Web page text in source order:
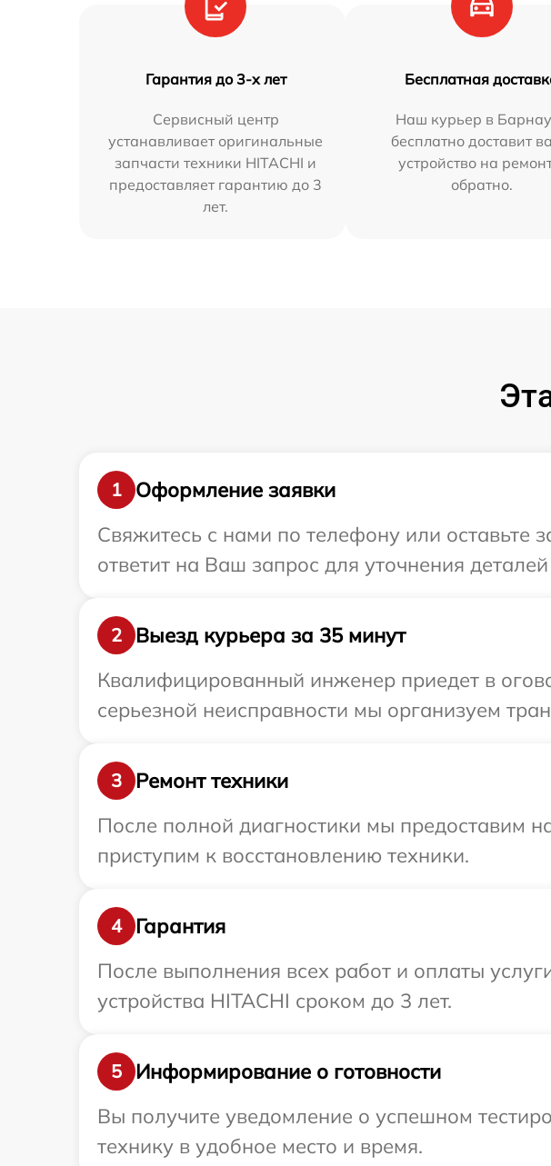
Гарантия до 3-х лет
Сервисный центр
устанавливает оригинальные
запчасти техники HITACHI и
предоставляет гарантию до 3
лет.
Бесплатная
Наш курьер в
бесплатно доставит
устройство на
обратно.
1
Оформление заявки
Свяжитесь с нами по телефону или оставьте
ответит на Ваш запрос для уточнения
2
Выезд курьера за 35 минут
Квалифицированный инженер приедет в
серьезной неисправности мы организуем
3
Ремонт техники
После полной диагностики мы предоставим
приступим к восстановлению техники.
4
Гарантия
После выполнения всех работ и оплаты
устройства HITACHI сроком до 3 лет.
5
Информирование о готовности
Вы получите уведомление о успешном
технику в удобное место и время.